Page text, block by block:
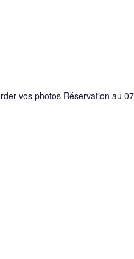
vos photos Réservation au